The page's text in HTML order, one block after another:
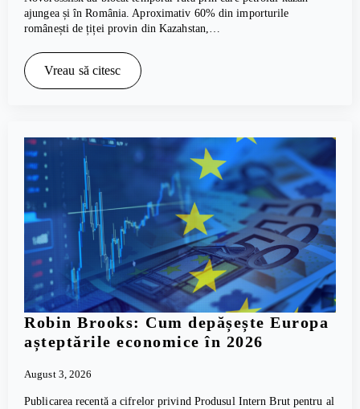
ajungea și în România. Aproximativ 60% din importurile
românești de țiței provin din Kazahstan,…
Vreau să citesc
Robin Brooks: Cum depășește Europa
așteptările economice în 2026
August 3, 2026
Publicarea recentă a cifrelor privind Produsul Intern Brut pentru al